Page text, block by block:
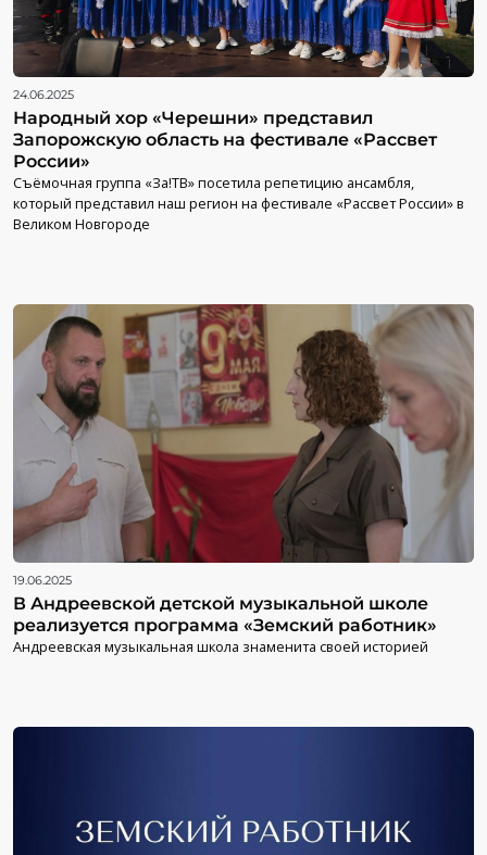
24.06.2025
Народный хор «Черешни» представил
Запорожскую область на фестивале «Рассвет
России»
Съёмочная группа «За!ТВ» посетила репетицию ансамбля,
который представил наш регион на фестивале «Рассвет России» в
Великом Новгороде
19.06.2025
В Андреевской детской музыкальной школе
реализуется программа «Земский работник»
Андреевская музыкальная школа знаменита своей историей